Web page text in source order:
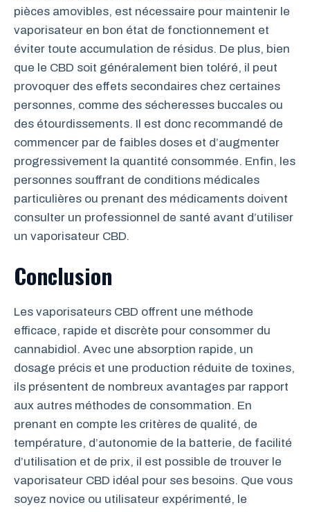
pièces amovibles, est nécessaire pour maintenir le
vaporisateur en bon état de fonctionnement et
éviter toute accumulation de résidus. De plus, bien
que le CBD soit généralement bien toléré, il peut
provoquer des effets secondaires chez certaines
personnes, comme des sécheresses buccales ou
des étourdissements. Il est donc recommandé de
commencer par de faibles doses et d’augmenter
progressivement la quantité consommée. Enfin, les
personnes souffrant de conditions médicales
particulières ou prenant des médicaments doivent
consulter un professionnel de santé avant d’utiliser
un vaporisateur CBD.
Conclusion
Les vaporisateurs CBD offrent une méthode
efficace, rapide et discrète pour consommer du
cannabidiol. Avec une absorption rapide, un
dosage précis et une production réduite de toxines,
ils présentent de nombreux avantages par rapport
aux autres méthodes de consommation. En
prenant en compte les critères de qualité, de
température, d’autonomie de la batterie, de facilité
d’utilisation et de prix, il est possible de trouver le
vaporisateur CBD idéal pour ses besoins. Que vous
soyez novice ou utilisateur expérimenté, le